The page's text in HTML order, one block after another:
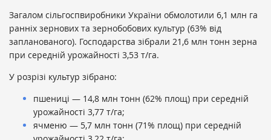
Загалом сільгоспвиробники України обмолотили 6,1 млн га
ранніх зернових та зернобобових культур (63% від
запланованого). Господарства зібрали 21,6 млн тонн зерна
при середній урожайності 3,53 т/га.
У розрізі культур зібрано:
пшениці — 14,8 млн тонн (62% площ) при середній
урожайності 3,77 т/га;
ячменю — 5,7 млн тонн (71% площ) при середній